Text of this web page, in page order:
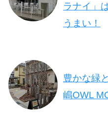
ラナイ」
うまい！
豊かな緑
嶋OWL